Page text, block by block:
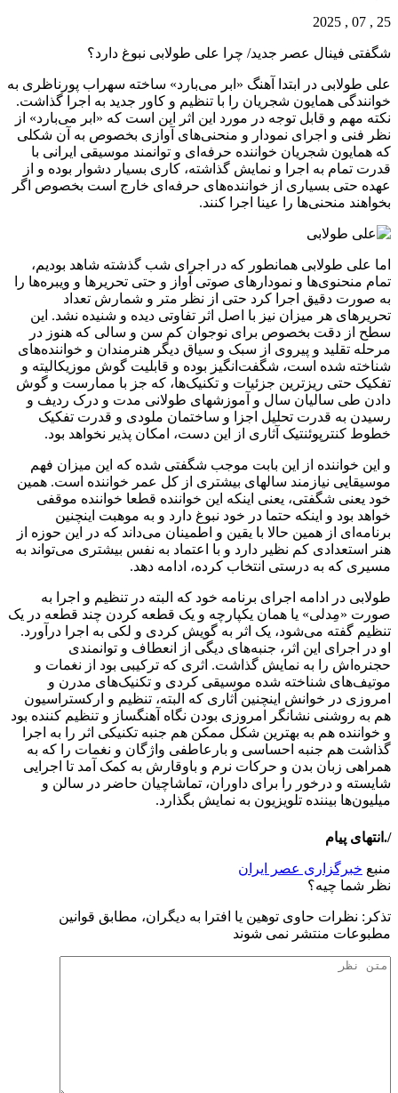
25 , 07 , 2025
شگفتی فینال عصر جدید/ چرا علی طولابی نبوغ دارد؟
علی طولابی در ابتدا آهنگ «ابر می‌بارد» ساخته سهراب پورناظری به
خوانندگی همایون شجریان را با تنظیم و کاور جدید به اجرا گذاشت.
نکته مهم و قابل توجه در مورد این اثر این است که «ابر می‌بارد» از
نظر فنی و اجرای نمودار و منحنی‌های آوازی بخصوص به آن شکلی
که همایون شجریان خواننده حرفه‌ای و توانمند موسیقی ایرانی با
قدرت تمام به اجرا و نمایش گذاشته، کاری بسیار دشوار بوده و از
عهده حتی بسیاری از خواننده‌های حرفه‌ای خارج است بخصوص اگر
بخواهند منحنی‌ها را عینا اجرا کنند.
اما علی طولابی همانطور که در اجرای شب گذشته شاهد بودیم،
تمام منحنوی‌ها و نمودارهای صوتی آواز و حتی تحریرها و ویبره‌ها را
به صورت دقیق اجرا کرد حتی از نظر متر و شمارش تعداد
تحریرهای هر میزان نیز با اصل اثر تفاوتی دیده و شنیده نشد. این
سطح از دقت بخصوص برای نوجوان کم سن و سالی که هنوز در
مرحله تقلید و پیروی از سبک و سیاق دیگر هنرمندان و خواننده‌های
شناخته شده است، شگفت‌انگیز بوده و قابلیت گوش موزیکالیته و
تفکیک حتی ریزترین جزئیات و تکنیک‌ها، که جز با ممارست و گوش
دادن طی سالیان سال و آموزشهای طولانی مدت و درک ردیف و
رسیدن به قدرت تحلیل اجزا و ساختمان ملودی و قدرت تفکیک
خطوط کنترپوئنتیک آثاری از این دست، امکان پذیر نخواهد بود.
و این خواننده از این بابت موجب شگفتی شده که این میزان فهم
موسیقایی نیازمند سالهای بیشتری از کل عمر خواننده است. همین
خود یعنی شگفتی، یعنی اینکه این خواننده قطعا خواننده موقفی
خواهد بود و اینکه حتما در خود نبوغ دارد و به موهبت اینچنین
برنامه‌ای از همین حالا با یقین و اطمینان می‌داند که در این حوزه از
هنر استعدادی کم نظیر دارد و با اعتماد به نفس بیشتری می‌تواند به
مسیری که به درستی انتخاب کرده، ادامه دهد.
طولابی در ادامه اجرای برنامه خود که البته در تنظیم و اجرا به
صورت «مِدلی» یا همان یکپارچه و یک قطعه کردن چند قطعه در یک
تنظیم گفته می‌شود، یک اثر به گویش کردی و لکی به اجرا درآورد.
او در اجرای این اثر، جنبه‌های دیگی از انعطاف و توانمندی
حجنره‌اش را به نمایش گذاشت. اثری که ترکیبی بود از نغمات و
موتیف‌های شناخته شده موسیقی کردی و تکنیک‌های مدرن و
امروزی در خوانش اینچنین آثاری که البته، تنظیم و ارکستراسیون
هم به روشنی نشانگر امروزی بودن نگاه آهنگساز و تنظیم کننده بود
و خواننده هم به بهترین شکل ممکن هم جنبه تکنیکی اثر را به اجرا
گذاشت هم جنبه احساسی و بارعاطفی واژگان و نغمات را که به
همراهی زبان بدن و حرکات نرم و باوقارش به کمک آمد تا اجرایی
شایسته و درخور را برای داوران، تماشاچیان حاضر در سالن و
میلیون‌ها بیننده تلویزیون به نمایش بگذارد.
/.انتهای پیام
منبع خبرگزاری عصر ایران
نظر شما چیه؟
تذكر: نظرات حاوی توهين يا افترا به ديگران، مطابق قوانين
مطبوعات منتشر نمی شوند